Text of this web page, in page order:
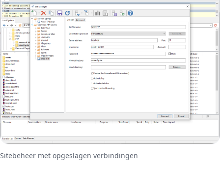
Sitebeheer met opgeslagen verbindingen